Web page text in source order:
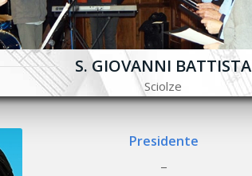
S. GIOVANNI BATTISTA
Sciolze
Presidente